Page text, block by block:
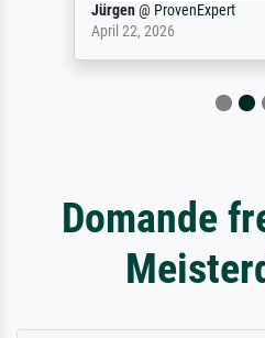
Jürgen@ ProvenExpert
April 22, 2026
Domande